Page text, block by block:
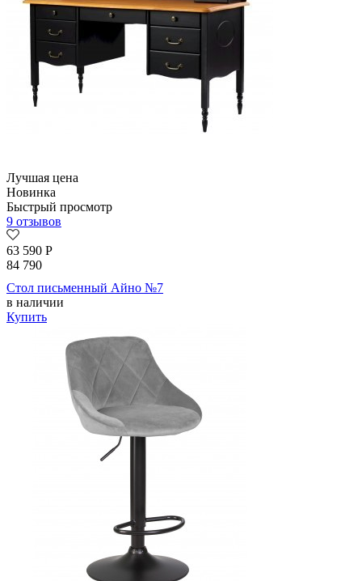
Лучшая цена
Новинка
Быстрый просмотр
9 отзывов
63 590 Р
84 790
Стол письменный Айно №7
в наличии
Купить